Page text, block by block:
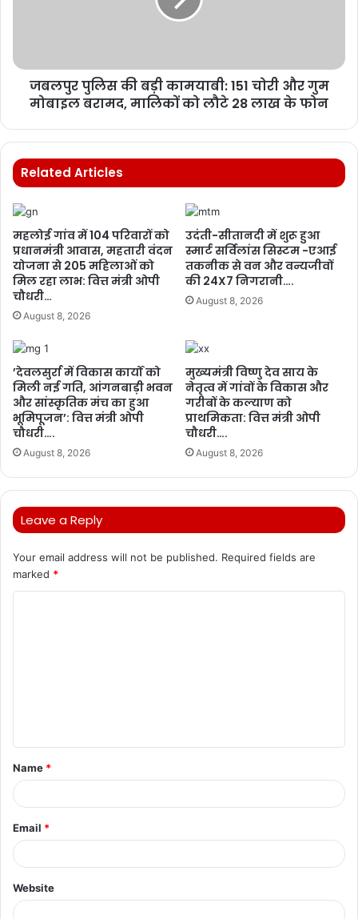
जबलपुर पुलिस की बड़ी कामयाबी: 151 चोरी और गुम
मोबाइल बरामद, मालिकों को लौटे 28 लाख के फोन
Related Articles
महलोई गांव में 104 परिवारों को
प्रधानमंत्री आवास, महतारी वंदन
योजना से 205 महिलाओं को
मिल रहा लाभ: वित्त मंत्री ओपी
चौधरी…
August 8, 2026
उदंती-सीतानदी में शुरू हुआ
स्मार्ट सर्विलांस सिस्टम -एआई
तकनीक से वन और वन्यजीवों
की 24X7 निगरानी….
August 8, 2026
’देवलसुर्रा में विकास कार्यों को
मिली नई गति, आंगनबाड़ी भवन
और सांस्कृतिक मंच का हुआ
भूमिपूजन’: वित्त मंत्री ओपी
चौधरी….
August 8, 2026
मुख्यमंत्री विष्णु देव साय के
नेतृत्व में गांवों के विकास और
गरीबों के कल्याण को
प्राथमिकता: वित्त मंत्री ओपी
चौधरी….
August 8, 2026
Leave a Reply
Your email address will not be published. Required fields are
marked *
t
*
Name *
Email *
Website